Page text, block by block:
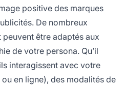
positive des marques
De nombreux
peuvent être adaptés aux
de votre persona. Qu’il
interagissent avec votre
en ligne), des modalités de